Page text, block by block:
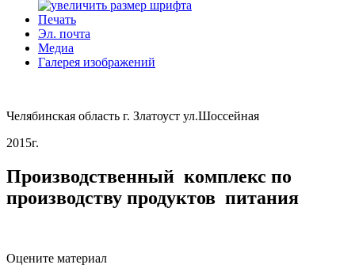
Печать
Эл. почта
Медиа
Галерея изображений
Челябинская область г. Златоуст ул.Шоссейная
2015г.
Производственный комплекс по
производству продуктов питания
Оцените материал